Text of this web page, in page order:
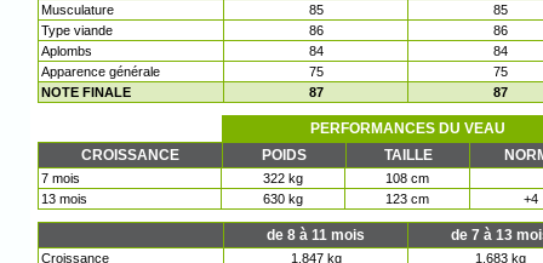
Musculature
85
85
Type viande
86
86
Aplombs
84
84
Apparence générale
75
75
NOTE FINALE
87 87
PERFORMANCES DU VEAU
CROISSANCE
POIDS TAILLE
7 mois 322 kg
108 cm
13 mois
630 kg 123 cm +4
de 8 à 11 mois de 7 à 13
Croissance 1.847 kg
1.683 kg